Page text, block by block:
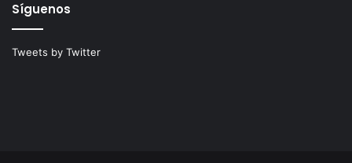
Síguenos
Tweets by Twitter